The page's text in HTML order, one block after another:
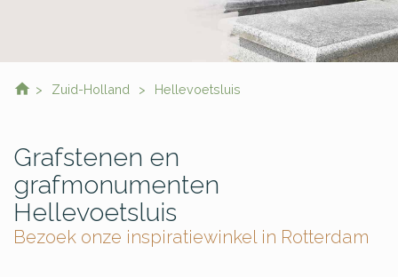
Zuid-Holland Hellevoetsluis
Grafstenen en
grafmonumenten
Hellevoetsluis
Bezoek onze inspiratiewinkel in Rotterdam